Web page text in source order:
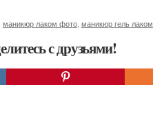
маникюр лаком фото маникюр гель лаком
с друзьями!